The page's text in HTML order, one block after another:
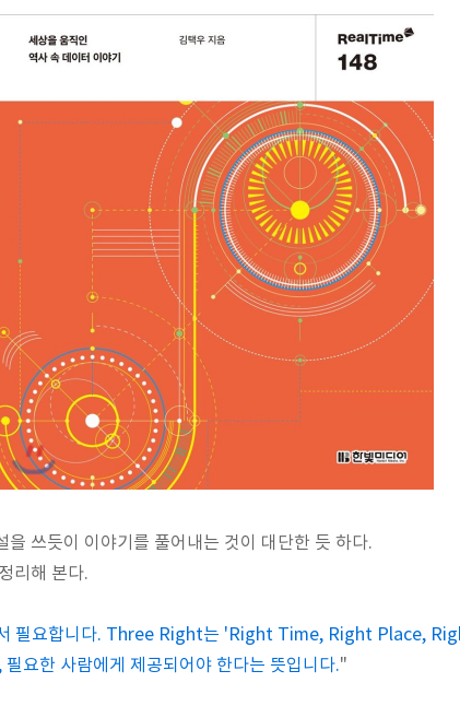
을 쓰듯이 이야기를 풀어내는 것이 대단한 듯 하다.
리해 본다.
필요합니다. Three Right는 'Right Time, Right Place,
요한 사람에게 제공되어야 한다는 뜻입니다."